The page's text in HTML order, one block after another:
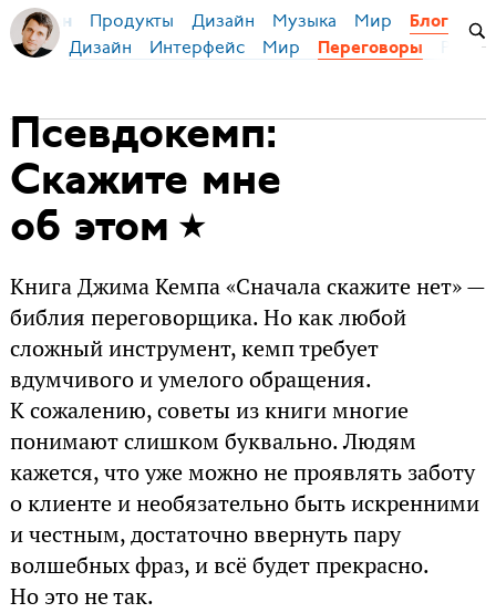
Бирман Продукты Дизайн Музыка Мир Блог
Дизайн Интерфейс Мир Переговоры
Псевдокемп:
Скажите мне
об этом
Книга Джима Кемпа «Сначала скажите нет» —
библия переговорщика. Но как любой
сложный инструмент, кемп требует
вдумчивого и умелого обращения.
К сожалению, советы из книги многие
понимают слишком буквально. Людям
кажется, что уже можно не проявлять заботу
о клиенте и необязательно быть искренними
и честным, достаточно ввернуть пару
волшебных фраз, и всё будет прекрасно.
Но это не так.